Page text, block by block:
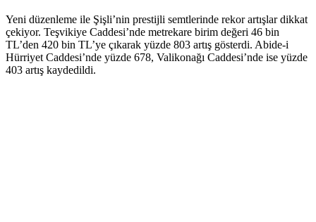
Yeni düzenleme ile Şişli’nin prestijli semtlerinde rekor artışlar dikkat
çekiyor. Teşvikiye Caddesi’nde metrekare birim değeri 46 bin
TL’den 420 bin TL’ye çıkarak yüzde 803 artış gösterdi. Abide-i
Hürriyet Caddesi’nde yüzde 678, Valikonağı Caddesi’nde ise yüzde
403 artış kaydedildi.